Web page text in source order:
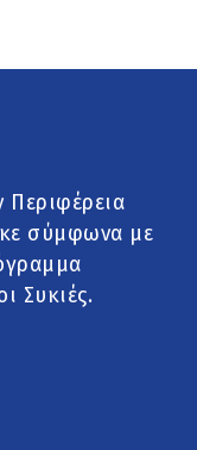
σύμφωνα με
Συκιές.